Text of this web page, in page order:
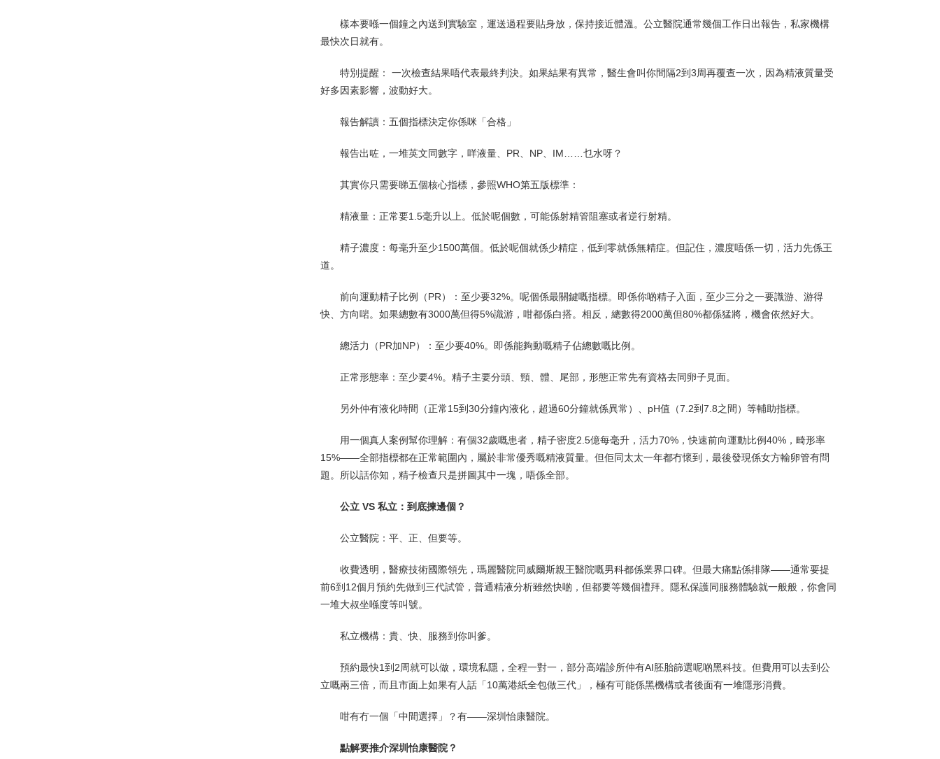
樣本要喺一個鐘之內送到實驗室，運送過程要貼身放，保持接近體溫。公立醫院通常幾個工作日出報告，私家機構
最快次日就有。
特別提醒： 一次檢查結果唔代表最終判決。如果結果有異常，醫生會叫你間隔2到3周再覆查一次，因為精液質量受
好多因素影響，波動好大。
報告解讀：五個指標決定你係咪「合格」
報告出咗，一堆英文同數字，咩液量、PR、NP、IM……乜水呀？
其實你只需要睇五個核心指標，參照WHO第五版標準：
精液量：正常要1.5毫升以上。低於呢個數，可能係射精管阻塞或者逆行射精。
精子濃度：每毫升至少1500萬個。低於呢個就係少精症，低到零就係無精症。但記住，濃度唔係一切，活力先係王
道。
前向運動精子比例（PR）：至少要32%。呢個係最關鍵嘅指標。即係你啲精子入面，至少三分之一要識游、游得
快、方向啱。如果總數有3000萬但得5%識游，咁都係白搭。相反，總數得2000萬但80%都係猛將，機會依然好大。
總活力（PR加NP）：至少要40%。即係能夠動嘅精子佔總數嘅比例。
正常形態率：至少要4%。精子主要分頭、頸、體、尾部，形態正常先有資格去同卵子見面。
另外仲有液化時間（正常15到30分鐘內液化，超過60分鐘就係異常）、pH值（7.2到7.8之間）等輔助指標。
用一個真人案例幫你理解：有個32歲嘅患者，精子密度2.5億每毫升，活力70%，快速前向運動比例40%，畸形率
15%——全部指標都在正常範圍內，屬於非常優秀嘅精液質量。但佢同太太一年都冇懷到，最後發現係女方輸卵管有問
題。所以話你知，精子檢查只是拼圖其中一塊，唔係全部。
公立 VS 私立：到底揀邊個？
公立醫院：平、正、但要等。
收費透明，醫療技術國際領先，瑪麗醫院同威爾斯親王醫院嘅男科都係業界口碑。但最大痛點係排隊——通常要提
前6到12個月預約先做到三代試管，普通精液分析雖然快啲，但都要等幾個禮拜。隱私保護同服務體驗就一般般，你會同
一堆大叔坐喺度等叫號。
私立機構：貴、快、服務到你叫爹。
預約最快1到2周就可以做，環境私隱，全程一對一，部分高端診所仲有AI胚胎篩選呢啲黑科技。但費用可以去到公
立嘅兩三倍，而且市面上如果有人話「10萬港紙全包做三代」，極有可能係黑機構或者後面有一堆隱形消費。
咁有冇一個「中間選擇」？有——深圳怡康醫院。
點解要推介深圳怡康醫院？